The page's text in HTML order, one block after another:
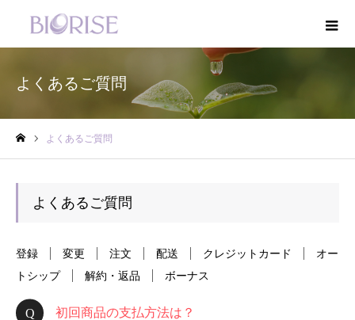
よくあるご質問
よくあるご質問
よくあるご質問
登録 変更 注文 配送 クレジットカード
オー
トシップ
解約・返品 ボーナス
初回商品の支払方法は？